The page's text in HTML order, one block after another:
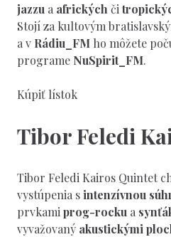
jazzu a afrických či
Stojí za kultovým
a v Rádiu_FM ho môžete
programe NuSpirit_FM.
Kúpiť lístok
Tibor Feledi
Tibor Feledi Kairos Quintet
vystúpenia sintenzívnou
prvkami prog-rocku a
vyvažovaný akustickými